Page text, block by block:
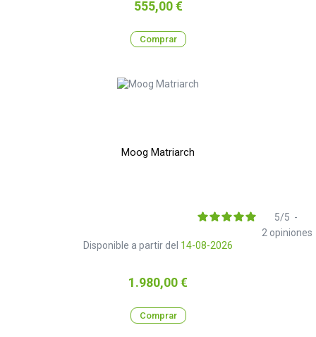
Precio
555,00 €
Comprar
Moog Matriarch
Disponible a partir del 14-08-2026
5/5 -
2 opiniones
Precio
1.980,00 €
Comprar